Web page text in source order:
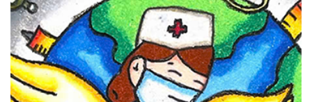
hội_ISDS)